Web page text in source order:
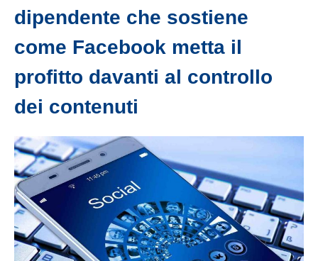
dipendente che sostiene
come Facebook metta il
profitto davanti al controllo
dei contenuti